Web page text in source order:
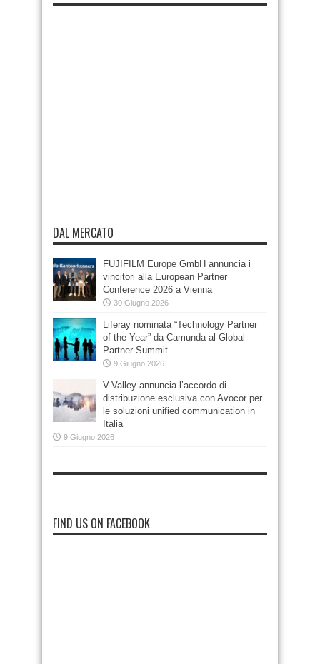
DAL MERCATO
FUJIFILM Europe GmbH annuncia i
vincitori alla European Partner
Conference 2026 a Vienna
30 Giugno 2026
Liferay nominata “Technology Partner
of the Year” da Camunda al Global
Partner Summit
9 Giugno 2026
V-Valley annuncia l’accordo di
distribuzione esclusiva con Avocor per
le soluzioni unified communication in
Italia
9 Giugno 2026
FIND US ON FACEBOOK